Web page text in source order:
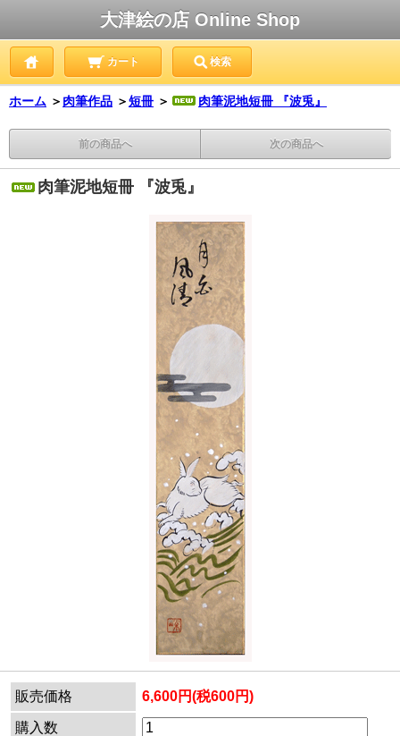
大津絵の店 Online Shop
カート 検索
ホーム ＞ 肉筆作品 ＞短冊 ＞ 肉筆泥地短冊 『波兎』
前の商品へ 次の商品へ
肉筆泥地短冊 『波兎』
販売価格 6,600円(税600円)
購入数